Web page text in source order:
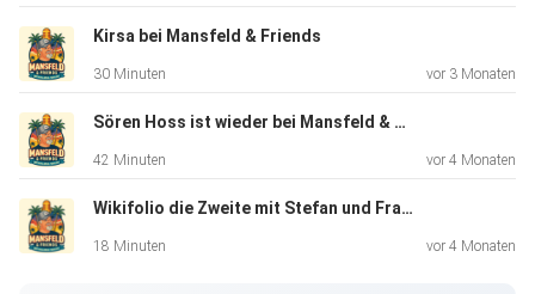
Kirsa bei Mansfeld & Friends
30 Minuten vor 3 Monaten
Sören Hoss ist wieder bei Mansfeld & Friends
42 Minuten vor 4 Monaten
Wikifolio die Zweite mit Stefan und Frank
18 Minuten vor 4 Monaten